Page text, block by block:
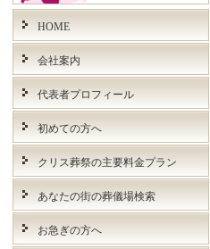
HOME
会社案内
代表者プロフィール
初めての方へ
クリス葬祭の主要料金プラン
あなたの街の葬儀場検索
お急ぎの方へ